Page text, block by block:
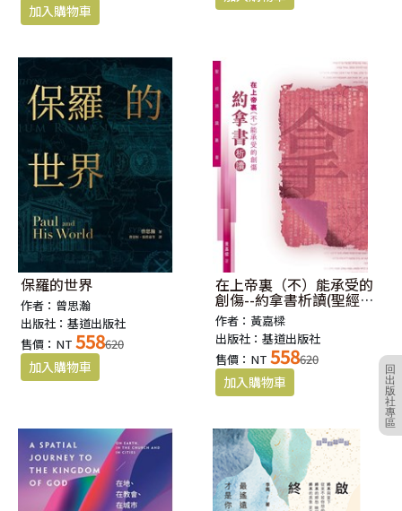
回
出
版
社
專
區
保羅的世界
作者：曾思瀚
出版社：基道出版社
售價：NT 558620
在上帝裏（不）能承受的
創傷--約拿書析讀(聖經通
識叢書)
作者：黃嘉樑
出版社：基道出版社
售價：NT 558620